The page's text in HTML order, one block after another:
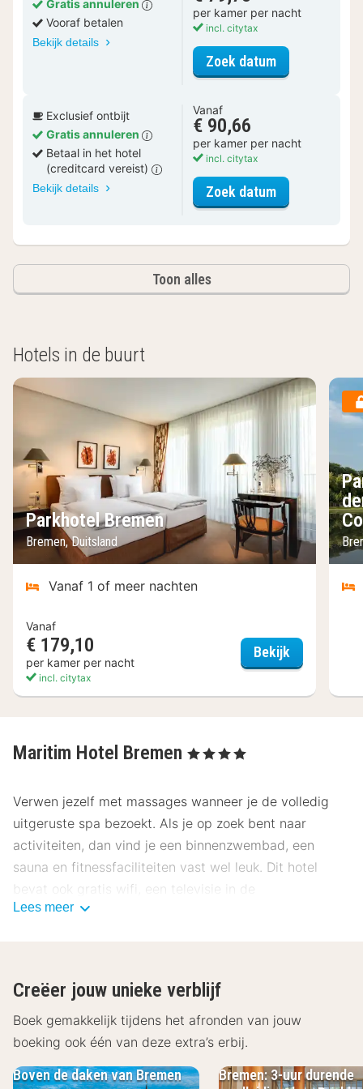
Gratis annuleren
Vooraf betalen
Bekijk details
per kamer per nacht
incl. citytax
Zoek datumvoor
Exclusief ontbijt
Gratis annuleren
Betaal in het hotel
(creditcard vereist)
Bekijk details
Vanaf
€ 90,66
per kamer per nacht
incl. citytax
Zoek datumvoor
Toon alles
Hotels in de buurt
Parkhotel Bremen
Bremen, Duitsland
Vanaf 1 of meer nachten
Vanaf
€ 179,10
per kamer per nacht
incl. citytax
Bekijk
Maritim Hotel Bremen , 4 Sterren
Verwen jezelf met massages wanneer je de volledig
uitgeruste spa bezoekt. Als je op zoek bent naar
activiteiten, dan vind je een binnenzwembad, een
sauna en fitnessfaciliteiten vast wel leuk. Dit hotel
bevat ook gratis wifi, een televisie in de
gemeenschappelijke ruimte en een balzaal.
profiteer van de roomservice (beperkte tijden). Bestel
je favoriete drankje in een bar/lounge. Op weekdagen
wordt tegen betaling een ontbijtbuffet geserveerd van
06.30 uur tot 10.30 uur.
Lees meer
Creëer jouw unieke verblijf
Boek gemakkelijk tijdens het afronden van jouw
boeking ook één van deze extra’s erbij.
Boven de daken van Bremen
Bremen: 3-uur durende